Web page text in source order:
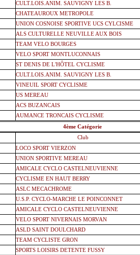
CULT.LOIS.ANIM. SAUVIGNY LES B.
CHATEAUROUX METROPOLE
UNION COSNOISE SPORTIVE UCS CYLCISME
ALS CULTURELLE NEUVILLE AUX BOIS
TEAM VELO BOURGES
VELO SPORT MONTLUCONNAIS
ST DENIS DE L'HÔTEL CYCLISME
CULT.LOIS.ANIM. SAUVIGNY LES B.
VINEUIL SPORT CYCLISME
US MEREAU
ACS BUZANCAIS
AUMANCE TRONCAIS CYCLISME
4ème Catégorie
Club
LOCO SPORT VIERZON
UNION SPORTIVE MEREAU
AMICALE CYCLO CASTELNEUVIENNE
CYCLISME EN HAUT BERRY
ASLC MECACHROME
U.S.P. CYCLO-MARCHE LE POINCONNET
AMICALE CYCLO CASTELNEUVIENNE
VELO SPORT NIVERNAIS MORVAN
ASLD SAINT DOULCHARD
TEAM CYCLISTE GRON
SPORTS LOISIRS DETENTE FUSSY